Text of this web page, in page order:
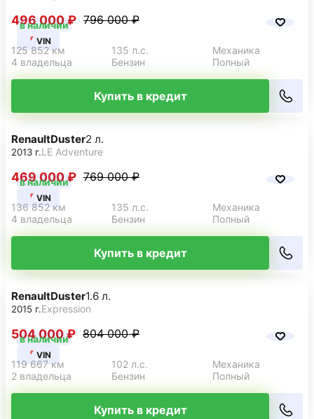
в наличии
VIN
496 000 ₽ 796 000 ₽
125 852 км 135 л.с.
Механика
4 владельца
Бензин Полный
Купить в кредит
в наличии
VIN
RenaultDuster2 л.
2013 г.LE Adventure
469 000 ₽ 769 000 ₽
136 852 км 135 л.с.
Механика
4 владельца
Бензин Полный
Купить в кредит
в наличии
VIN
RenaultDuster1.6 л.
2015 г.Expression
504 000 ₽ 804 000 ₽
119 667 км 102 л.с.
Механика
2 владельца
Бензин Полный
Купить в кредит